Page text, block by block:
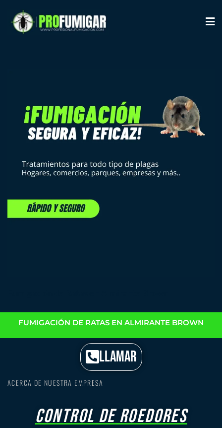
FUMIGACIÓN DE RATAS EN ALMIRANTE BROWN
LLAMAR
ACERCA DE NUESTRA EMPRESA
Control de roedores